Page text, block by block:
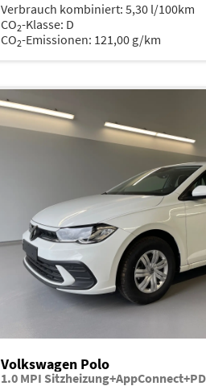
Verbrauch kombiniert: 5,30 l/100km
CO2-Klasse: D
CO2-Emissionen: 121,00 g/km
Volkswagen Polo